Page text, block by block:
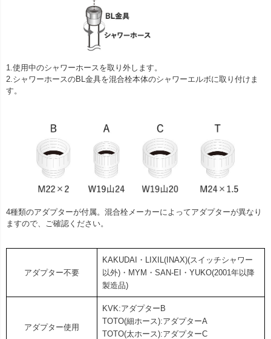
1.使用中のシャワーホースを取り外します。
2.シャワーホースのBL金具を混合栓本体のシャワーエルボに取り付けま
す。
4種類のアダプターが付属。混合栓メーカーによってアダプターが異なり
ますので、ご確認ください。
アダプター不要
KAKUDAI・LIXIL(INAX)(スイッチシャワー
以外)・MYM・SAN-EI・YUKO(2001年以降
製造品)
アダプター使用
KVK:アダプターB
TOTO(細ホース):アダプターA
TOTO(太ホース):アダプターC